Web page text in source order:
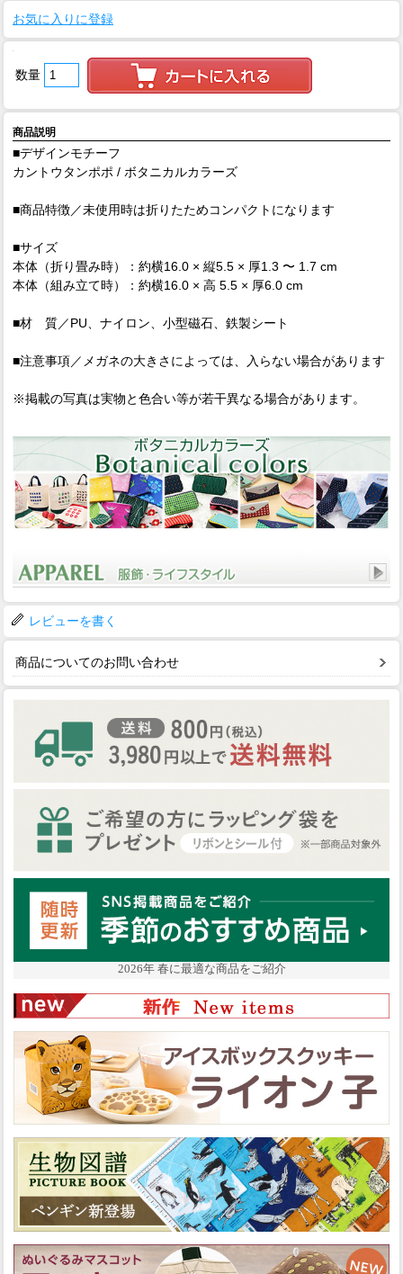
お気に入りに登録
数量
商品説明
■デザインモチーフ
カントウタンポポ / ボタニカルカラーズ
■商品特徴／未使用時は折りたためコンパクトになります
■サイズ
本体（折り畳み時）：約横16.0 × 縦5.5 × 厚1.3 〜 1.7 cm
本体（組み立て時）：約横16.0 × 高 5.5 × 厚6.0 cm
■材 質／PU、ナイロン、小型磁石、鉄製シート
■注意事項／メガネの大きさによっては、入らない場合があります
※掲載の写真は実物と色合い等が若干異なる場合があります。
レビューを書く
商品についてのお問い合わせ